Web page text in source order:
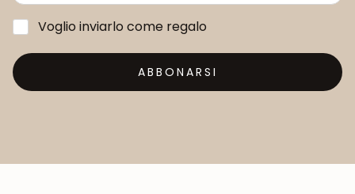
Voglio inviarlo come regalo
ABBONARSI